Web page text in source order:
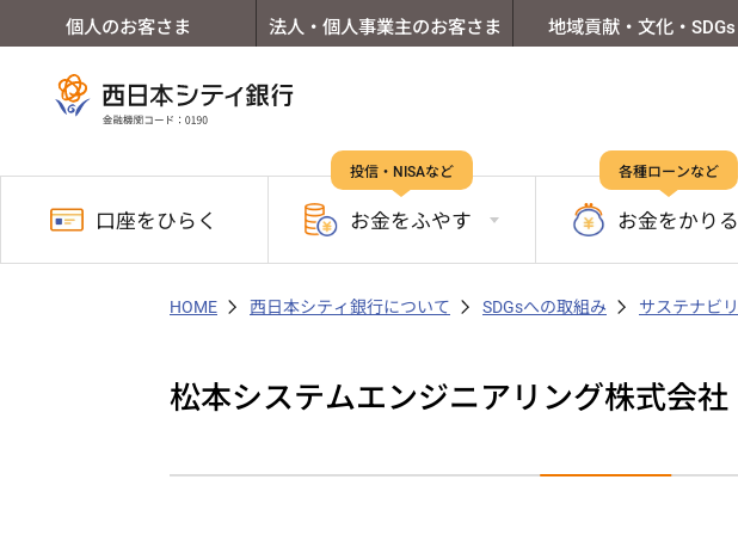
個人のお客さま 法人・個人事業主のお客さま 地域貢献・文化・SDGs
口座を ひらく
投信・NISAなど
お金をふやす
各種ローンなど
お金をかりる
HOME 西日本シティ銀行について SDGsへの取組み サステナビ
松本システムエンジニアリング株式会社